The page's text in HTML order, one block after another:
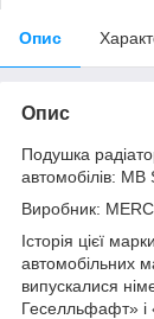
Опис
Опис
Подушка
автомобілів:
Виробник:
Історія цієї
автомобільних
випускалися
Геселльфафт» і